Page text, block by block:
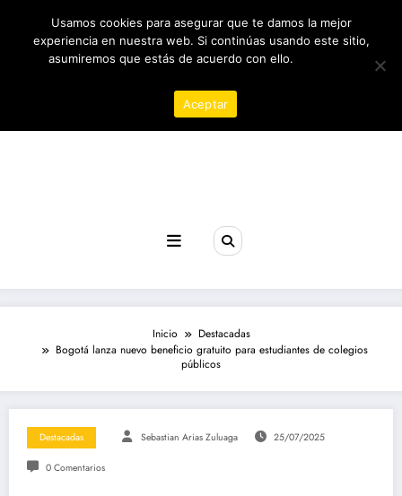
contenido
06/08/2026 3:44:54 AM
Inicio
Destacadas
Bogotá lanza nuevo beneficio gratuito para estudiantes de colegios
públicos
Destacadas Sebastian Arias Zuluaga 25/07/2025
0 Comentarios
Usamos cookies para asegurar que te damos la mejor
experiencia en nuestra web. Si continúas usando este sitio,
asumiremos que estás de acuerdo con ello.
Aceptar